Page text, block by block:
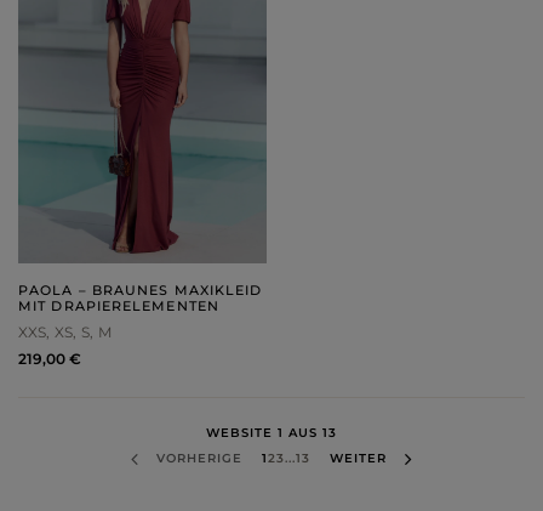
PAOLA – BRAUNES MAXIKLEID
MIT DRAPIERELEMENTEN
XXS XS S M
219,00 €
WEBSITE 1 AUS 13
VORHERIGE
123...13 WEITER